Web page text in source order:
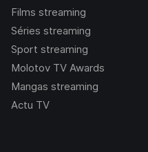
Films streaming
Séries streaming
Sport streaming
Molotov TV Awards
Mangas streaming
Actu TV